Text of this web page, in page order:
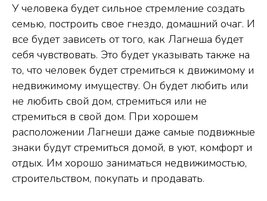
У человека будет сильное стремление создать
семью, построить свое гнездо, домашний очаг. И
все будет зависеть от того, как Лагнеша будет
себя чувствовать. Это будет указывать также на
то, что человек будет стремиться к движимому и
недвижимому имуществу. Он будет любить или
не любить свой дом, стремиться или не
стремиться в свой дом. При хорошем
расположении Лагнеши даже самые подвижные
знаки будут стремиться домой, в уют, комфорт и
отдых. Им хорошо заниматься недвижимостью,
строительством, покупать и продавать.